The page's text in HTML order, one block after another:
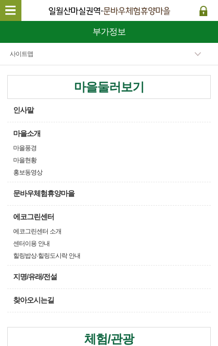
부가정보
사이트맵
마을둘러보기
인사말
마을소개
마을풍경
마을현황
홍보동영상
문바우체험휴양마을
에코그린센터
에코그린센터 소개
센터이용 안내
힐링밥상·힐링도시락 안내
지명/유래/전설
찾아오시는길
체험/관광